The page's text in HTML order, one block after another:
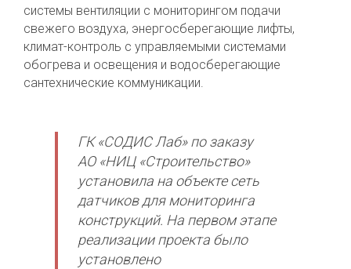
системы вентиляции с мониторингом подачи
свежего воздуха, энергосберегающие лифты,
климат-контроль с управляемыми системами
обогрева и освещения и водосберегающие
сантехнические коммуникации.
ГК «СОДИС Лаб» по заказу
АО «НИЦ «Строительство»
установила на объекте сеть
датчиков для мониторинга
конструкций. На первом этапе
реализации проекта было
установлено